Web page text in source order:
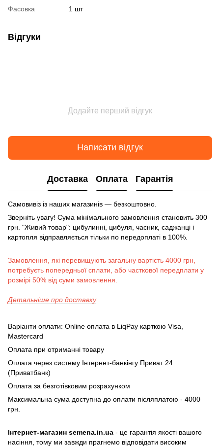
Фасовка
1 шт
Відгуки
Додайте перший відгук
Написати відгук
Доставка Оплата Гарантія
Самовивіз із наших магазинів — безкоштовно.
Зверніть увагу! Сума мінімального замовлення становить 300
грн. "Живий товар": цибулинні, цибуля, часник, саджанці і
картопля відправляється тільки по передоплаті в 100%.
Замовлення, які перевищують загальну вартість 4000 грн,
потребуєть попередньої сплати, або часткової передплати у
розмірі 50% від суми замовлення.
Детальніше про доставку
Варіанти оплати: Online оплата в LiqPay карткою Visa,
Mastercard
Оплата при отриманні товару
Оплата через систему Інтернет-банкінгу Приват 24
(Приватбанк)
Оплата за безготівковим розрахунком
Максимальна сума доступна до оплати післяплатою - 4000
грн.
Інтернет-магазин semena.in.ua - це гарантія якості вашого
насіння, тому ми завжди прагнемо відповідати високим